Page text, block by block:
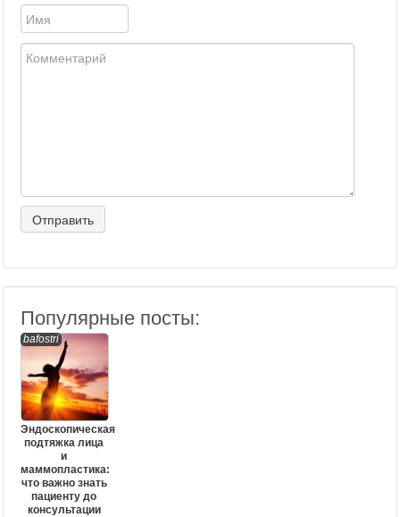
Популярные посты:
bafostri
Эндоскопическая
подтяжка лица
и
маммопластика:
что важно знать
пациенту до
консультации